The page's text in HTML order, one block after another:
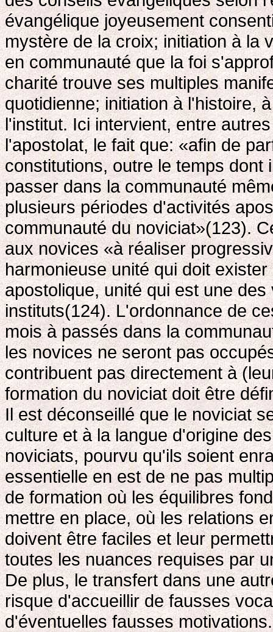
évangélique joyeusement
mystère de la croix; initiation à la
en communauté que la foi
charité trouve ses multiples
quotidienne; initiation à l'histoire,
l'institut. Ici intervient, entre
l'apostolat, le fait que: «afin de
constitutions, outre le temps
passer dans la communauté
plusieurs périodes d'activités
communauté du noviciat»(123).
aux novices «à réaliser
harmonieuse unité qui doit
apostolique, unité qui est une
instituts(124). L'ordonnance de
mois à passés dans la
les novices ne seront pas
contribuent pas directement à
formation du noviciat doit être
Il est déconseillé que le noviciat
culture et à la langue d'origine
noviciats, pourvu qu'ils soient
essentielle en est de ne pas
de formation où les équilibres
mettre en place, où les relations
doivent être faciles et leur
toutes les nuances requises par
De plus, le transfert dans une
risque d'accueillir de fausses
d'éventuelles fausses motivations.